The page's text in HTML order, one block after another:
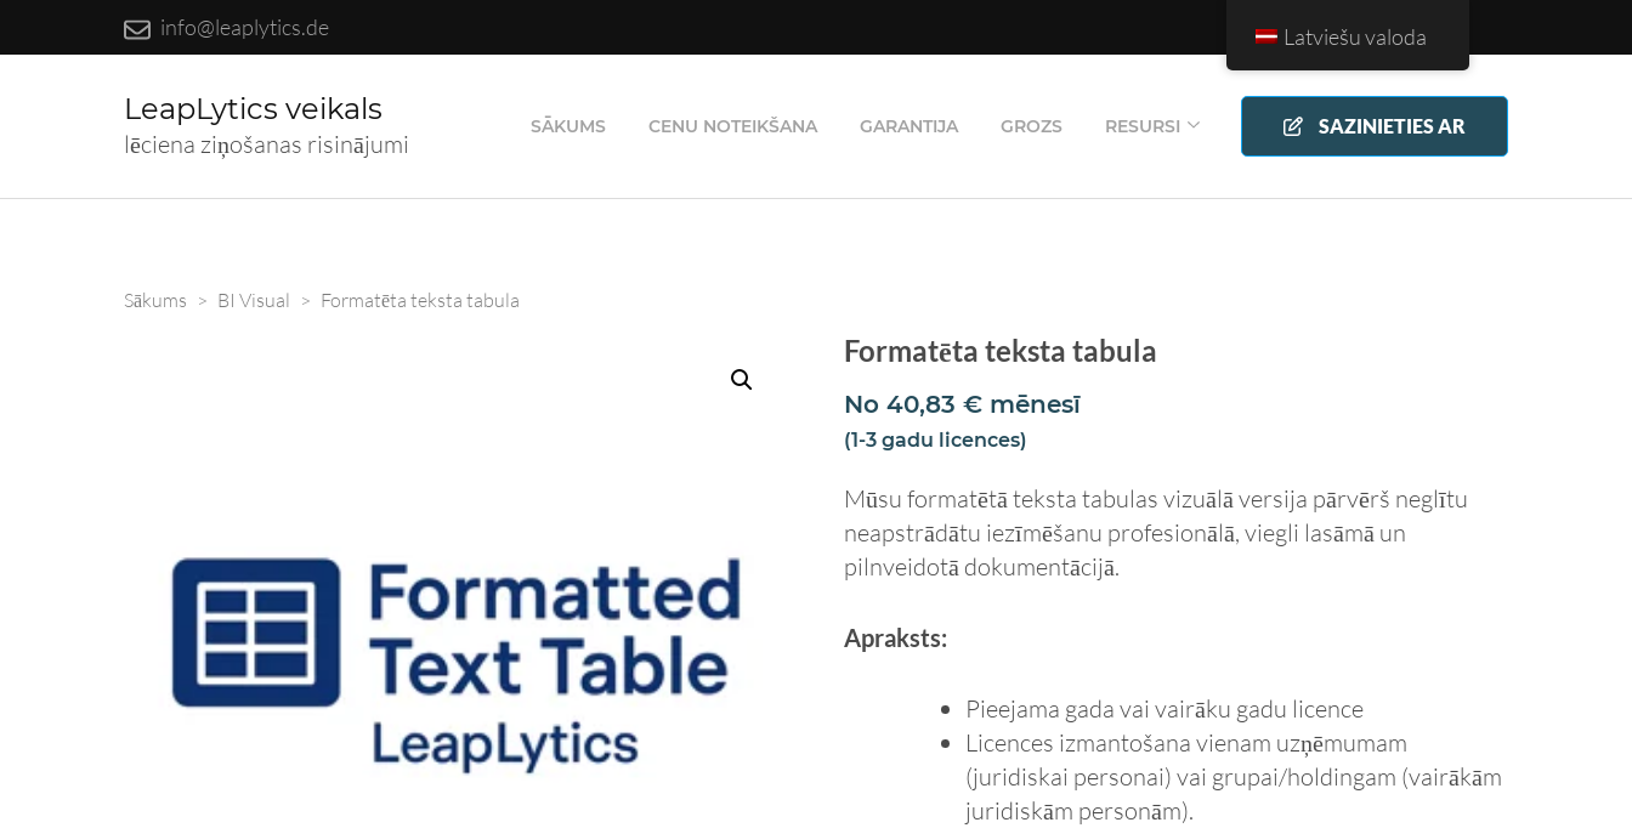
info@leaplytics.de
LeapLytics veikals
lēciena ziņošanas risinājumi
SAZINIETIES AR
SĀKUMS CENU NOTEIKŠANA GARANTIJA GROZS RESURSI
Sākums > BI Visual > Formatēta teksta tabula
Formatēta teksta tabula
No 40,83 € mēnesī
(1-3 gadu licences)
Mūsu formatētā teksta tabulas vizuālā versija pārvērš neglītu
neapstrādātu iezīmēšanu profesionālā, viegli lasāmā un
pilnveidotā dokumentācijā.
Apraksts:
Pieejama gada vai vairāku gadu licence
Licences izmantošana vienam uzņēmumam
(juridiskai personai) vai grupai/holdingam (vairākām
juridiskām personām).
Latviešu valoda